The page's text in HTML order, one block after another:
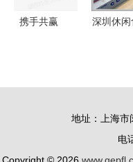
携手共赢
深圳休闲
源与报价
式解析
地址：上海市
电